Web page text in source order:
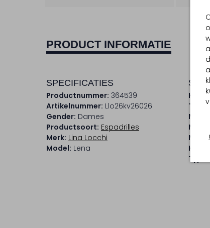
PRODUCT INFORMATIE
SPECIFICATIES
Productnummer: 364539
Artikelnummer: Llo26kv26026
Gender: Dames
Productsoort: Espadrilles
Merk: Lina Locchi
Model: Lena
Kleur:
Type